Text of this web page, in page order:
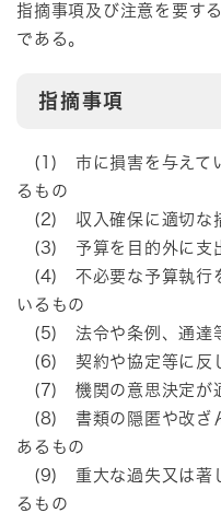
指摘事項及び注意を要す
である。
指摘事項
(1) 市に損害を与えて
るもの
(2) 収入確保に適切な
(3) 予算を目的外に支
(4) 不必要な予算執行
いるもの
(5) 法令や条例、通達
(6) 契約や協定等に反
(7) 機関の意思決定が
(8) 書類の隠匿や改ざ
あるもの
(9) 重大な過失又は著
るもの